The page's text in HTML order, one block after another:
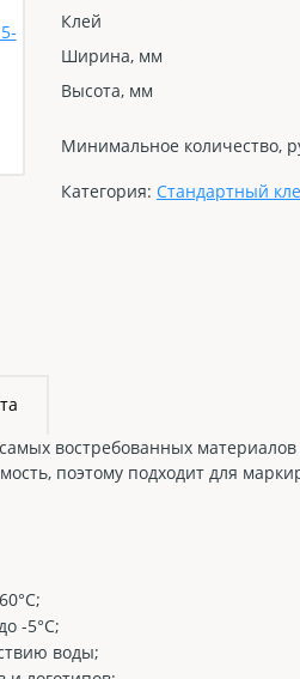
Клей
Ширина, мм
Высота, мм
Минимальное количество,
Категория: Стандартный
востребованных материалов
поэтому подходит для
-5°С;
воды;